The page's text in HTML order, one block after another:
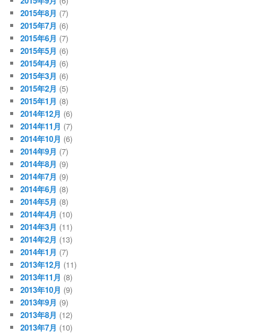
2015年8月 (7)
2015年7月 (6)
2015年6月 (7)
2015年5月 (6)
2015年4月 (6)
2015年3月 (6)
2015年2月 (5)
2015年1月 (8)
2014年12月 (6)
2014年11月 (7)
2014年10月 (6)
2014年9月 (7)
2014年8月 (9)
2014年7月 (9)
2014年6月 (8)
2014年5月 (8)
2014年4月 (10)
2014年3月 (11)
2014年2月 (13)
2014年1月 (7)
2013年12月 (11)
2013年11月 (8)
2013年10月 (9)
2013年9月 (9)
2013年8月 (12)
2013年7月 (10)